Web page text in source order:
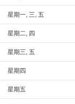
星期一, 三, 五
星期二, 四
星期三, 五
星期四
星期五